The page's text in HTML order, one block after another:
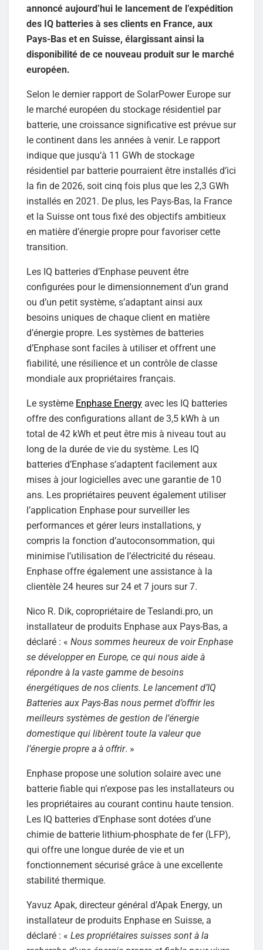
annoncé aujourd’hui le lancement de l’expédition
des IQ batteries à ses clients en France, aux
Pays-Bas et en Suisse, élargissant ainsi la
disponibilité de ce nouveau produit sur le marché
européen.
Selon le dernier rapport de SolarPower Europe sur
le marché européen du stockage résidentiel par
batterie, une croissance significative est prévue sur
le continent dans les années à venir. Le rapport
indique que jusqu’à 11 GWh de stockage
résidentiel par batterie pourraient être installés d’ici
la fin de 2026, soit cinq fois plus que les 2,3 GWh
installés en 2021. De plus, les Pays-Bas, la France
et la Suisse ont tous fixé des objectifs ambitieux
en matière d’énergie propre pour favoriser cette
transition.
Les IQ batteries d’Enphase peuvent être
configurées pour le dimensionnement d’un grand
ou d’un petit système, s’adaptant ainsi aux
besoins uniques de chaque client en matière
d’énergie propre. Les systèmes de batteries
d’Enphase sont faciles à utiliser et offrent une
fiabilité, une résilience et un contrôle de classe
mondiale aux propriétaires français.
Le système Enphase Energy avec les IQ batteries
offre des configurations allant de 3,5 kWh à un
total de 42 kWh et peut être mis à niveau tout au
long de la durée de vie du système. Les IQ
batteries d’Enphase s’adaptent facilement aux
mises à jour logicielles avec une garantie de 10
ans. Les propriétaires peuvent également utiliser
l’application Enphase pour surveiller les
performances et gérer leurs installations, y
compris la fonction d’autoconsommation, qui
minimise l’utilisation de l’électricité du réseau.
Enphase offre également une assistance à la
clientèle 24 heures sur 24 et 7 jours sur 7.
Nico R. Dik, copropriétaire de Teslandi.pro, un
installateur de produits Enphase aux Pays-Bas, a
déclaré : « Nous sommes heureux de voir Enphase
se développer en Europe, ce qui nous aide à
répondre à la vaste gamme de besoins
énergétiques de nos clients. Le lancement d’IQ
Batteries aux Pays-Bas nous permet d’offrir les
meilleurs systèmes de gestion de l’énergie
domestique qui libèrent toute la valeur que
l’énergie propre a à offrir. »
Enphase propose une solution solaire avec une
batterie fiable qui n’expose pas les installateurs ou
les propriétaires au courant continu haute tension.
Les IQ batteries d’Enphase sont dotées d’une
chimie de batterie lithium-phosphate de fer (LFP),
qui offre une longue durée de vie et un
fonctionnement sécurisé grâce à une excellente
stabilité thermique.
Yavuz Apak, directeur général d’Apak Energy, un
installateur de produits Enphase en Suisse, a
déclaré : « Les propriétaires suisses sont à la